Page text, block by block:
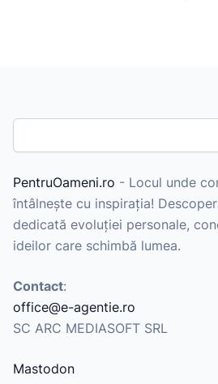
PentruOameni.ro - Locul unde
întâlnește cu inspirația!
dedicată evoluției personale,
ideilor care schimbă lumea.
Contact:
office@e-agentie.ro
SC ARC MEDIASOFT SRL
Mastodon